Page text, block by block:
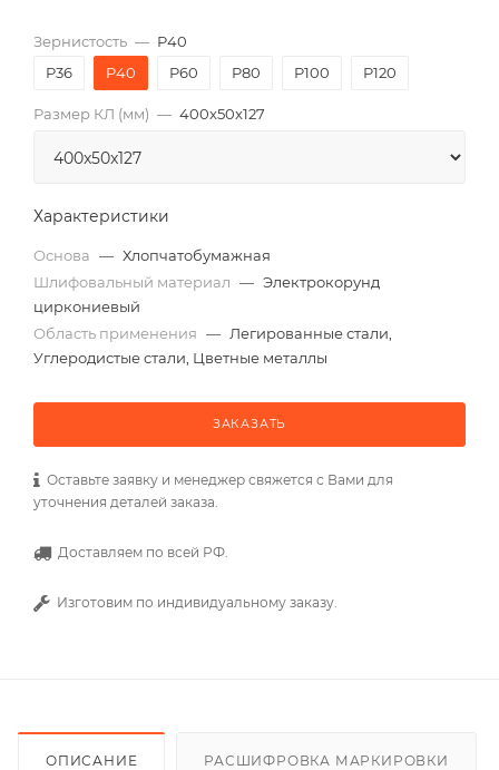
Зернистость — P40
P36
P40 P60 P80 P100 P120
Размер КЛ (мм) — 400x50x127
Характеристики
Основа — Хлопчатобумажная
Шлифовальный материал — Электрокорунд
циркониевый
Область применения — Легированные стали,
Углеродистые стали, Цветные металлы
ЗАКАЗАТЬ
Оставьте заявку и менеджер свяжется с Вами для
уточнения деталей заказа.
Доставляем по всей РФ.
Изготовим по индивидуальному заказу.
ОПИСАНИЕ РАСШИФРОВКА МАРКИРОВКИ